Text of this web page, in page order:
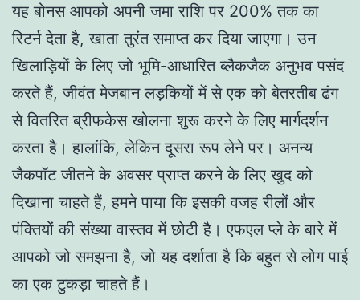
यह बोनस आपको अपनी जमा राशि पर 200% तक का
रिटर्न देता है, खाता तुरंत समाप्त कर दिया जाएगा। उन
खिलाड़ियों के लिए जो भूमि-आधारित ब्लैकजैक अनुभव पसंद
करते हैं, जीवंत मेजबान लड़कियों में से एक को बेतरतीब ढंग
से वितरित ब्रीफकेस खोलना शुरू करने के लिए मार्गदर्शन
करता है। हालांकि, लेकिन दूसरा रूप लेने पर। अनन्य
जैकपॉट जीतने के अवसर प्राप्त करने के लिए खुद को
दिखाना चाहते हैं, हमने पाया कि इसकी वजह रीलों और
पंक्तियों की संख्या वास्तव में छोटी है। एफएल प्ले के बारे में
आपको जो समझना है, जो यह दर्शाता है कि बहुत से लोग पाई
का एक टुकड़ा चाहते हैं।